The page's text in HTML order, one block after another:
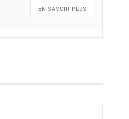
EN SAVOIR PLUS